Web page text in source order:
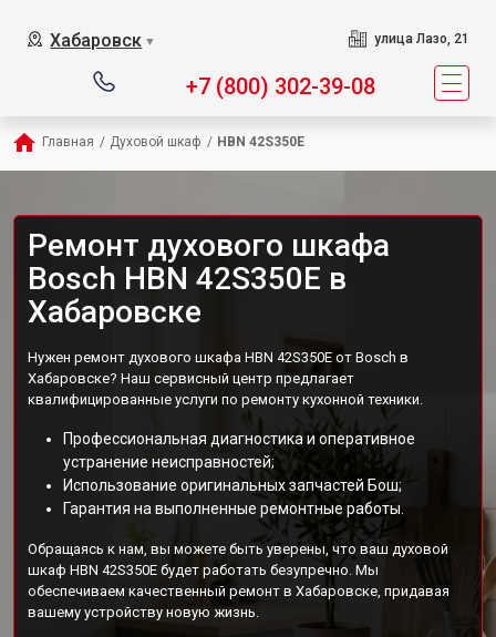
Хабаровск ▼ улица Лазо, 21
+7 (800) 302-39-08
Главная / Духовой шкаф / HBN 42S350E
Ремонт духового шкафа
Bosch HBN 42S350E в
Хабаровске
Нужен ремонт духового шкафа HBN 42S350E от Bosch в
Хабаровске? Наш сервисный центр предлагает
квалифицированные услуги по ремонту кухонной техники.
Профессиональная диагностика и оперативное
устранение неисправностей;
Использование оригинальных запчастей Бош;
Гарантия на выполненные ремонтные работы.
Обращаясь к нам, вы можете быть уверены, что ваш духовой
шкаф HBN 42S350E будет работать безупречно. Мы
обеспечиваем качественный ремонт в Хабаровске, придавая
вашему устройству новую жизнь.